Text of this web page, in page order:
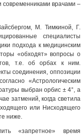
врачами –
М. Тимкиной, Г.
специалисты
подхода к медицинским
«обходят» вопросы о
т.е. об орбах к ним.
соединения, оппозиции
«Астрологическим
выбран орбис ± 4°, а
затмений, когда светила
или Нисходящего
ниже.
«запретное» время